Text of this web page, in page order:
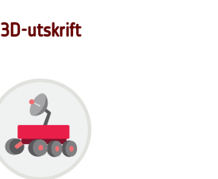
3D-utskrift